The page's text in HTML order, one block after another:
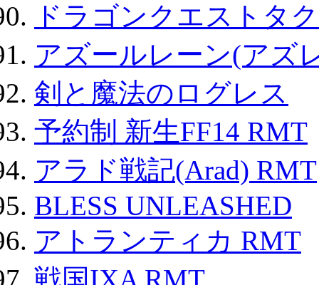
ドラゴンクエストタ
アズールレーン(アズ
剣と魔法のログレス
予約制 新生FF14 RMT
アラド戦記(Arad) RMT
BLESS UNLEASHED
アトランティカ RMT